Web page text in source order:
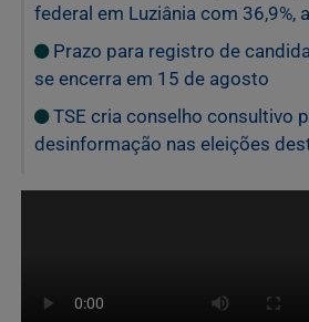
federal em Luziânia com 36,9%,
Prazo para registro de
se encerra em 15 de agosto
TSE cria conselho consultivo
desinformação nas eleições